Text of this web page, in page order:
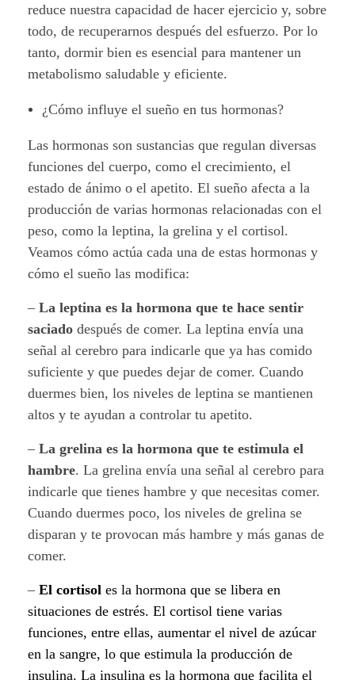
e
a
l
i
d
a
d
?
reduce nuestra capacidad de hacer ejercicio y, sobre
todo, de recuperarnos después del esfuerzo. Por lo
tanto, dormir bien es esencial para mantener un
metabolismo saludable y eficiente.
¿Cómo influye el sueño en tus hormonas?
Las hormonas son sustancias que regulan diversas
funciones del cuerpo, como el crecimiento, el
estado de ánimo o el apetito. El sueño afecta a la
producción de varias hormonas relacionadas con el
peso, como la leptina, la grelina y el cortisol.
Veamos cómo actúa cada una de estas hormonas y
cómo el sueño las modifica:
– La leptina es la hormona que te hace sentir
saciado después de comer. La leptina envía una
señal al cerebro para indicarle que ya has comido
suficiente y que puedes dejar de comer. Cuando
duermes bien, los niveles de leptina se mantienen
altos y te ayudan a controlar tu apetito.
– La grelina es la hormona que te estimula el
hambre. La grelina envía una señal al cerebro para
indicarle que tienes hambre y que necesitas comer.
Cuando duermes poco, los niveles de grelina se
disparan y te provocan más hambre y más ganas de
comer.
– El cortisol es la hormona que se libera en
situaciones de estrés. El cortisol tiene varias
funciones, entre ellas, aumentar el nivel de azúcar
en la sangre, lo que estimula la producción de
insulina. La insulina es la hormona que facilita el